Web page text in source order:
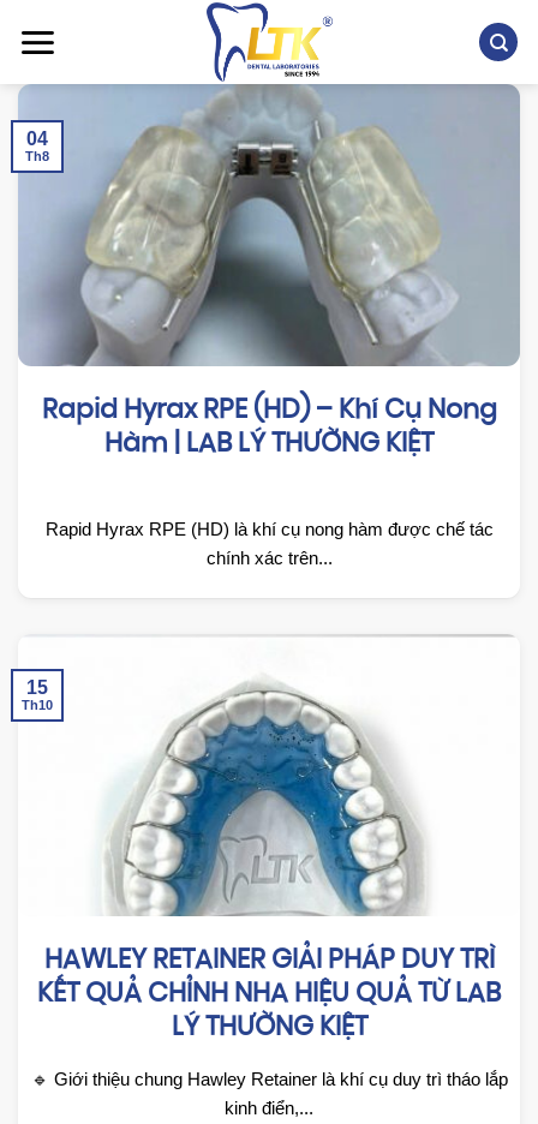
đến
Rapid Hyrax RPE (HD) – Khí Cụ Nong
Hàm | LAB LÝ THƯỜNG KIỆT
Rapid Hyrax RPE (HD) là khí cụ nong hàm được chế tác
chính xác trên...
04
Th8
HAWLEY RETAINER GIẢI PHÁP DUY TRÌ
KẾT QUẢ CHỈNH NHA HIỆU QUẢ TỪ LAB
LÝ THƯỜNG KIỆT
🔹 Giới thiệu chung Hawley Retainer là khí cụ duy trì tháo lắp
kinh điển,...
15
Th10